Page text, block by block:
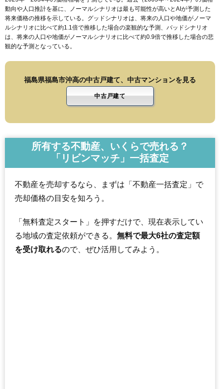
動向や人口推計を基に、ノーマルシナリオは最も可能性が高いとAIが予測した
将来価格の推移を示している。グッドシナリオは、将来の人口や地価がノーマ
ルシナリオに比べて約1.1倍で推移した場合の楽観的な予測、バッドシナリオ
は、将来の人口や地価がノーマルシナリオに比べて約0.9倍で推移した場合の悲
観的な予測となっている。
福島県福島市沖高の中古戸建て、中古マンションを見る
中古戸建て
所有する不動産、いくらで売れる？
「リビンマッチ」一括査定
不動産を売却するなら、まずは「不動産一括査定」で
売却価格の目安を知ろう。
「無料査定スタート」を押すだけで、現在表示してい
る地域の査定依頼ができる。 無料で最大6社の査定額
を受け取れるので、ぜひ活用してみよう。